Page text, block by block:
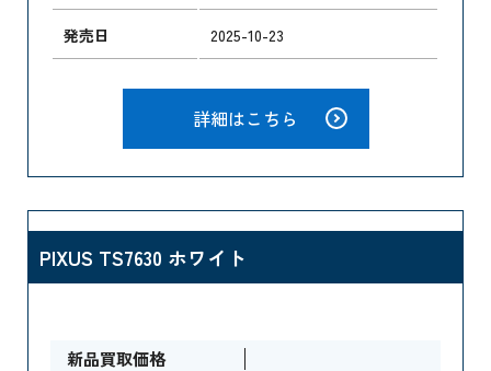
発売日 2025-10-23
詳細はこちら
PIXUS TS7630 ホワイト
新品買取価格